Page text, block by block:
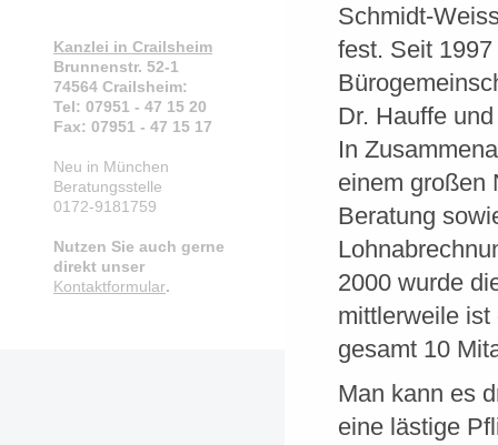
Schmidt-
fest. Seit
Dr. Hauffe
In
einem großen
Beratung
2000 wurde
mittlerweile
gesamt 10
Man kann es
eine lästige
Kanzlei in Crailsheim
Brunnenstr. 52-1
74564 Crailsheim:
Tel: 07951 - 47 15 20
Fax: 07951 - 47 15 17
Neu in München
Beratungsstelle
0172-9181759
Nutzen Sie auch gerne
direkt unser
Kontaktformular.